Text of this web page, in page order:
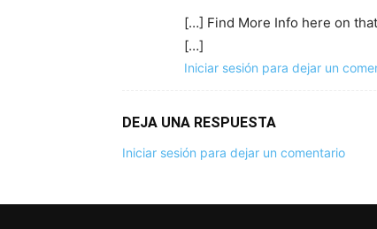
[…] Find More Info here on
[…]
Iniciar sesión para dejar un
DEJA UNA RESPUESTA
Iniciar sesión para dejar un comentario